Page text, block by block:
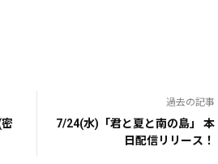
過去の記事
7/24(水)「君と夏と南の島」 本
日配信リリース！